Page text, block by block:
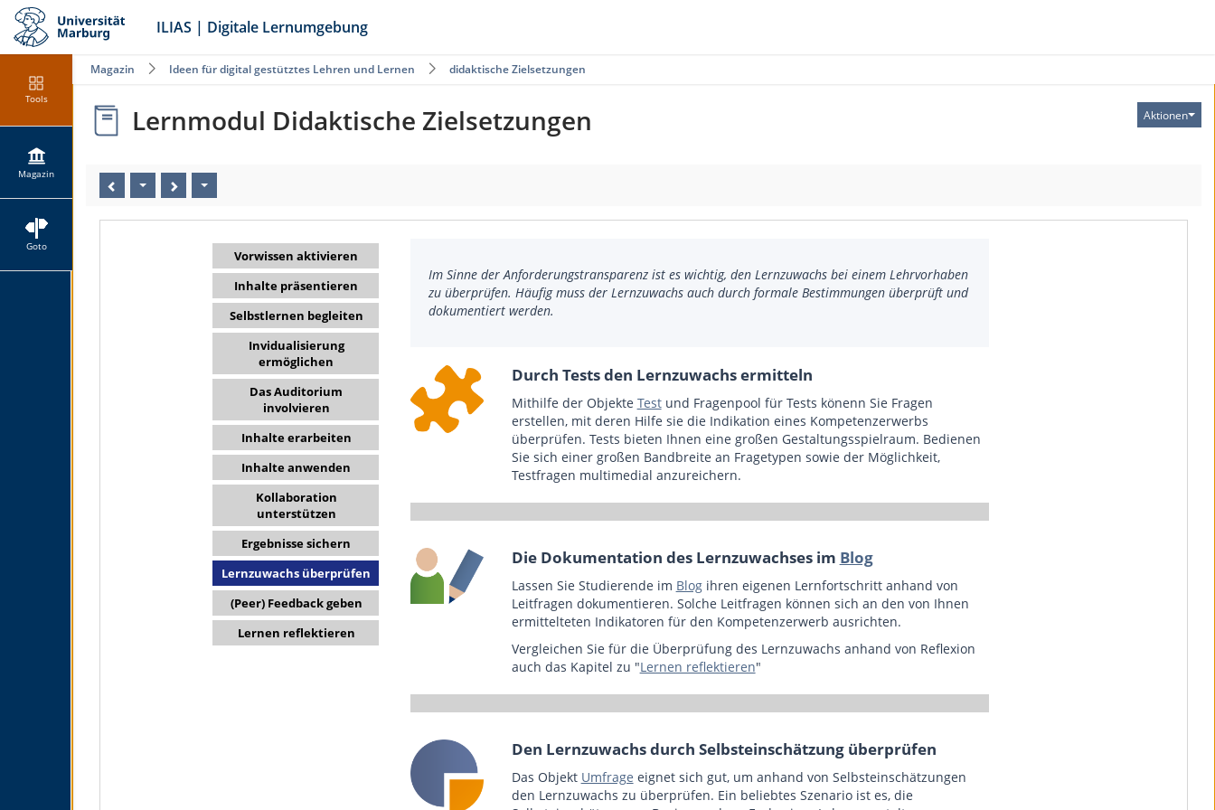
ILIAS | Digitale Lernumgebung
Tools
Magazin
Goto
Magazin Ideen für digital gestütztes Lehren und Lernen didaktische Zielsetzungen
Aktionen
Lernmodul Didaktische Zielsetzungen
Vorwissen aktivieren
Inhalte präsentieren
Selbstlernen begleiten
Invidualisierung
ermöglichen
Das Auditorium
involvieren
Inhalte erarbeiten
Inhalte anwenden
Kollaboration
unterstützen
Ergebnisse sichern
Lernzuwachs überprüfen
(Peer) Feedback geben
Lernen reflektieren
Im Sinne der Anforderungstransparenz ist es wichtig, den Lernzuwachs bei einem Lehrvorhaben
zu überprüfen. Häufig muss der Lernzuwachs auch durch formale Bestimmungen überprüft und
dokumentiert werden.
Durch Tests den Lernzuwachs ermitteln
Mithilfe der Objekte Testund Fragenpool für Tests könenn Sie Fragen
erstellen, mit deren Hilfe sie die Indikation eines Kompetenzerwerbs
überprüfen. Tests bieten Ihnen eine großen Gestaltungsspielraum. Bedienen
Sie sich einer großen Bandbreite an Fragetypen sowie der Möglichkeit,
Testfragen multimedial anzureichern.
Die Dokumentation des Lernzuwachses im Blog
Lassen Sie Studierende im Blogihren eigenen Lernfortschritt anhand von
Leitfragen dokumentieren. Solche Leitfragen können sich an den von Ihnen
ermittelteten Indikatoren für den Kompetenzerwerb ausrichten.
Vergleichen Sie für die Überprüfung des Lernzuwachs anhand von Reflexion
auch das Kapitel zu "Lernen reflektieren"
Den Lernzuwachs durch Selbsteinschätzung überprüfen
Das Objekt Umfrage eignet sich gut, um anhand von Selbsteinschätzungen
den Lernzuwachs zu überprüfen. Ein beliebtes Szenario ist es, die